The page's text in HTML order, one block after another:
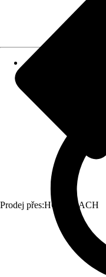
Prodej přes:HORNBACH